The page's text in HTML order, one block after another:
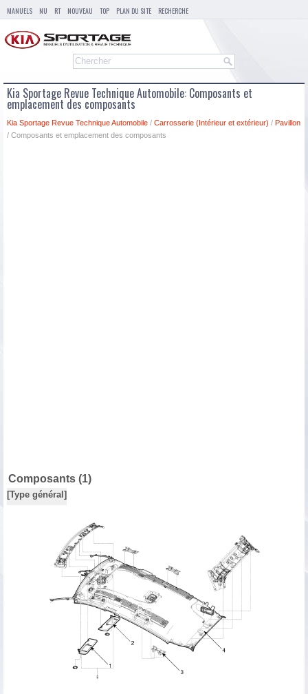
MANUELS NU RT NOUVEAU TOP PLAN DU SITE RECHERCHE
Kia Sportage Revue Technique Automobile: Composants et
emplacement des composants
Kia Sportage Revue Technique Automobile / Carrosserie (Intérieur et extérieur) / Pavillon
/ Composants et emplacement des composants
Composants (1)
[Type général]